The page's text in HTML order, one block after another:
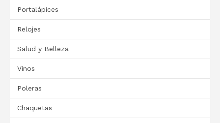
Portalápices
Relojes
Salud y Belleza
Vinos
Poleras
Chaquetas